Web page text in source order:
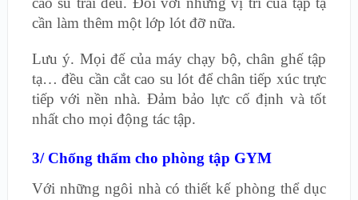
cần làm thêm một lớp lót đỡ nữa.
Lưu ý. Mọi đế của máy chạy bộ, chân ghế tập
tạ… đều cần cắt cao su lót để chân tiếp xúc trực
tiếp với nền nhà. Đảm bảo lực cố định và tốt
nhất cho mọi động tác tập.
3/ Chống thấm cho phòng tập GYM
Với những ngôi nhà có thiết kế phòng thể dục